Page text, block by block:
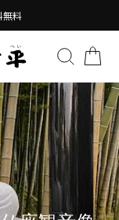
無料
検索す